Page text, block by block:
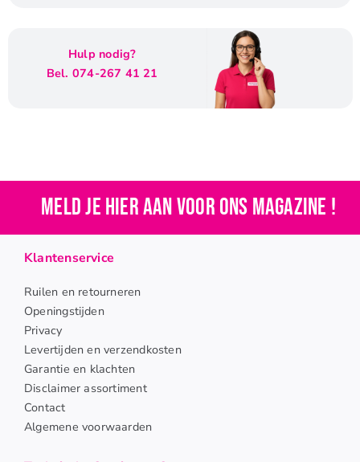
Hulp nodig?
Bel. 074-267 41 21
Meld je hier aan voor ons magazine !
Klantenservice
Ruilen en retourneren
Openingstijden
Privacy
Levertijden en verzendkosten
Garantie en klachten
Disclaimer assortiment
Contact
Algemene voorwaarden